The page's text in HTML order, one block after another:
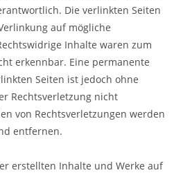
Die verlinkten Seiten
auf mögliche
Inhalte waren zum
erkennbar. Eine permanente
Seiten ist jedoch ohne
Rechtsverletzung nicht
von Rechtsverletzungen werden
entfernen.
erstellten Inhalte und Werke auf